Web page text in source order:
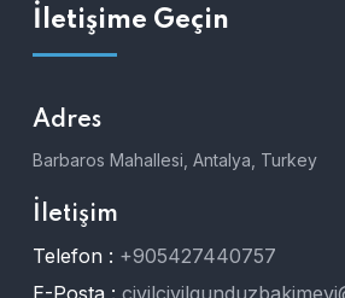
İletişime Geçin
Adres
Barbaros Mahallesi, Antalya, Turkey
İletişim
Telefon : +905427440757